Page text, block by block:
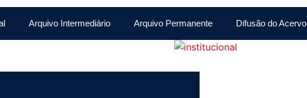
Arquivo Intermediário Arquivo Permanente Difusão do Acervo